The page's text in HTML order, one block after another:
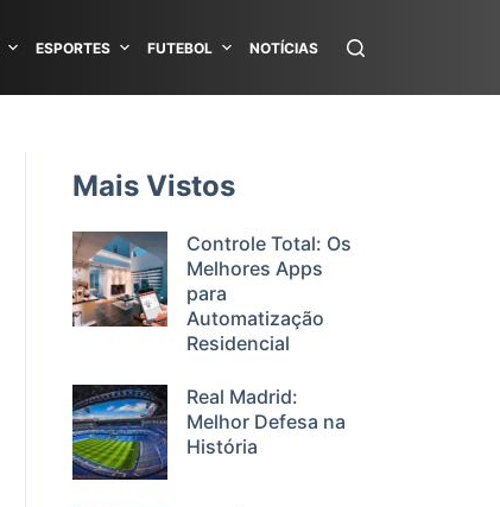
ESPORTES FUTEBOL NOTÍCIAS
Mais Vistos
Controle Total: Os
Melhores Apps
para
Automatização
Residencial
Real Madrid:
Melhor Defesa na
História